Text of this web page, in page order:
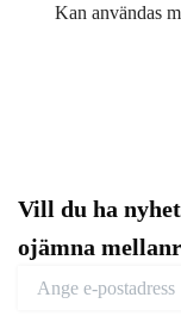
Kan användas
Vill du ha
ojämna